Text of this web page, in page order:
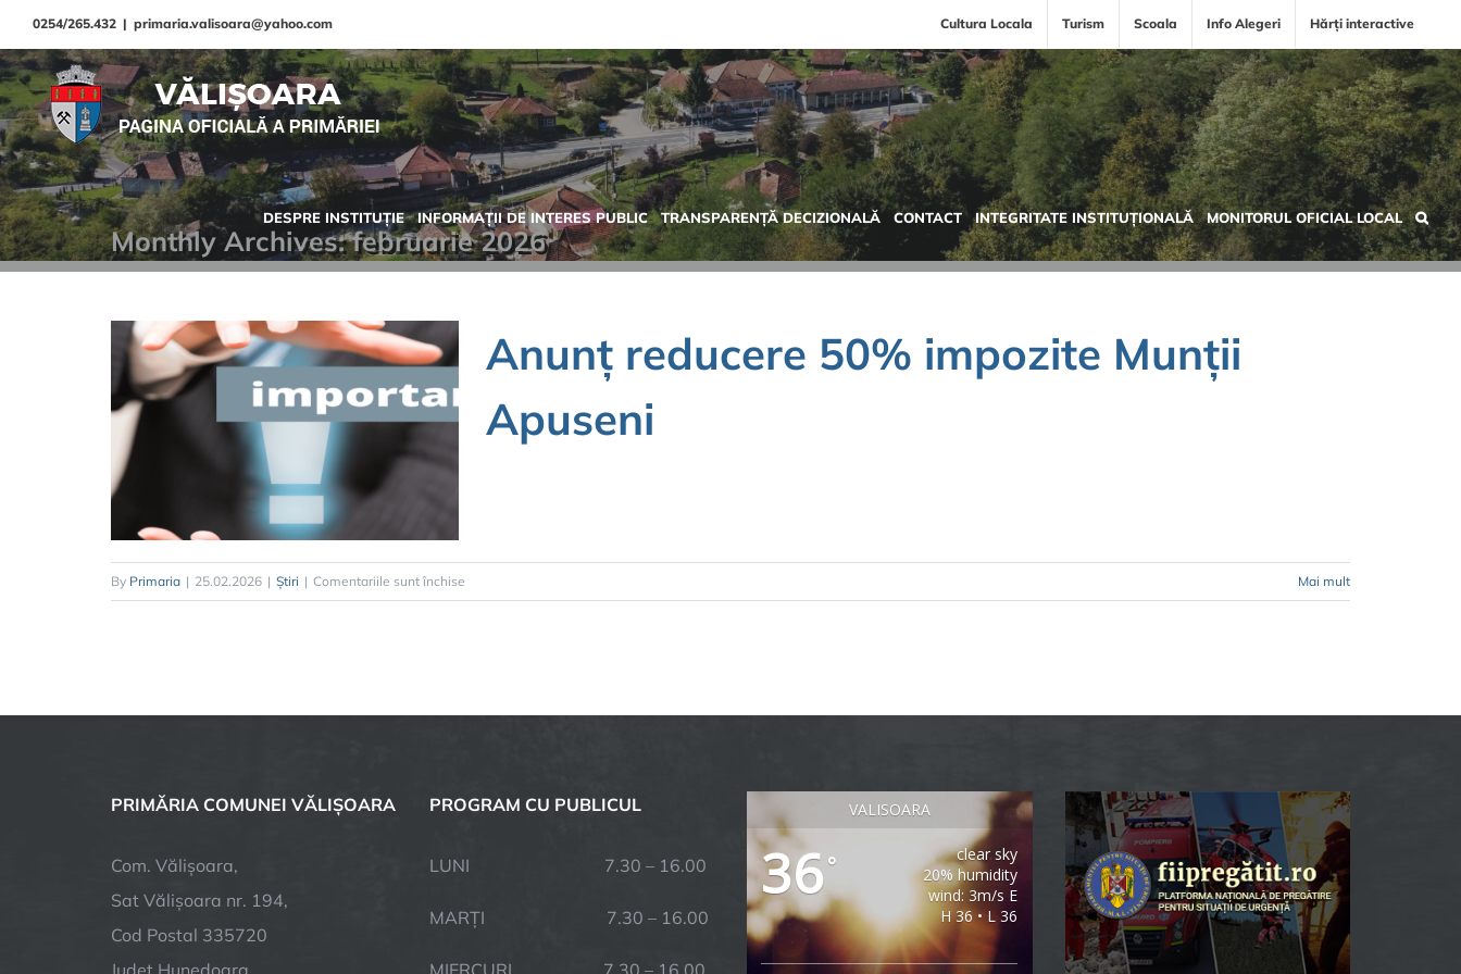
Skip
to
content
0254/265.432 | primaria.valisoara@yahoo.com Cultura Locala Turism Scoala Info Alegeri Hărți interactive
DESPRE INSTITUȚIE INFORMAȚII DE INTERES PUBLIC TRANSPARENȚĂ DECIZIONALĂ CONTACT INTEGRITATE INSTITUȚIONALĂ MONITORUL OFICIAL LOCAL
Monthly Archives:februarie 2026
Anunț reducere 50% impozite Munții
Apuseni
By Primaria | 25.02.2026 | Știri | Comentariile sunt închise
Anunț
Mai mult
PRIMĂRIA COMUNEI VĂLIȘOARA
Com. Vălișoara,
Sat Vălișoara nr. 194,
Cod Postal 335720
Judet Hunedoara
PROGRAM CU PUBLICUL
LUNI 7.30 – 16.00
MARȚI 7.30 – 16.00
MIERCURI 7.30 – 16.00
VALISOARA
36°
clear sky
20% humidity
wind: 3m/s E
H 36 • L 36